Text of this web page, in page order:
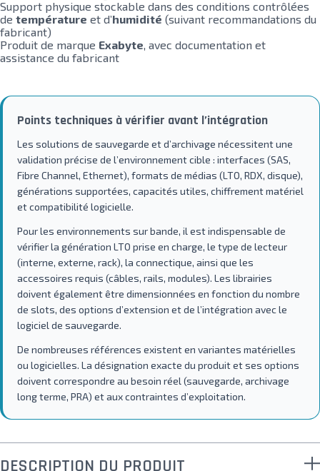
Support physique stockable dans des conditions contrôlées
de température et d’humidité (suivant recommandations du
fabricant)
Produit de marque Exabyte, avec documentation et
assistance du fabricant
Points techniques à vérifier avant l’intégration
Les solutions de sauvegarde et d’archivage nécessitent une
validation précise de l’environnement cible : interfaces (SAS,
Fibre Channel, Ethernet), formats de médias (LTO, RDX, disque),
générations supportées, capacités utiles, chiffrement matériel
et compatibilité logicielle.
Pour les environnements sur bande, il est indispensable de
vérifier la génération LTO prise en charge, le type de lecteur
(interne, externe, rack), la connectique, ainsi que les
accessoires requis (câbles, rails, modules). Les librairies
doivent également être dimensionnées en fonction du nombre
de slots, des options d’extension et de l’intégration avec le
logiciel de sauvegarde.
De nombreuses références existent en variantes matérielles
ou logicielles. La désignation exacte du produit et ses options
doivent correspondre au besoin réel (sauvegarde, archivage
long terme, PRA) et aux contraintes d’exploitation.
DESCRIPTION DU PRODUIT